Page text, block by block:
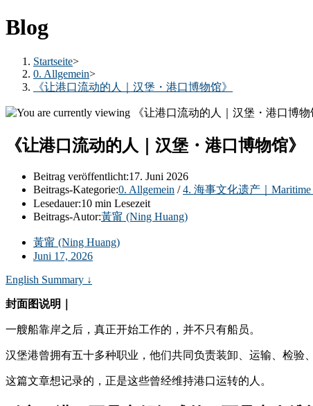
Blog
Startseite>
0. Allgemein>
《让港口流动的人｜汉堡・港口博物馆》
《让港口流动的人｜汉堡・港口博物馆》
Beitrag veröffentlicht:17. Juni 2026
Beitrags-Kategorie:0. Allgemein / 4. 海事文化遗产｜Maritime
Lesedauer:10 min Lesezeit
Beitrags-Autor:黃甯 (Ning Huang)
黃甯 (Ning Huang)
Juni 17, 2026
English Summary ↓
封面图说明｜
一艘船靠岸之后，真正开始工作的，并不只有船员。
汉堡港曾拥有五十多种职业，他们共同负责装卸、运输、检验
这篇文章想记录的，正是这些曾经维持港口运转的人。